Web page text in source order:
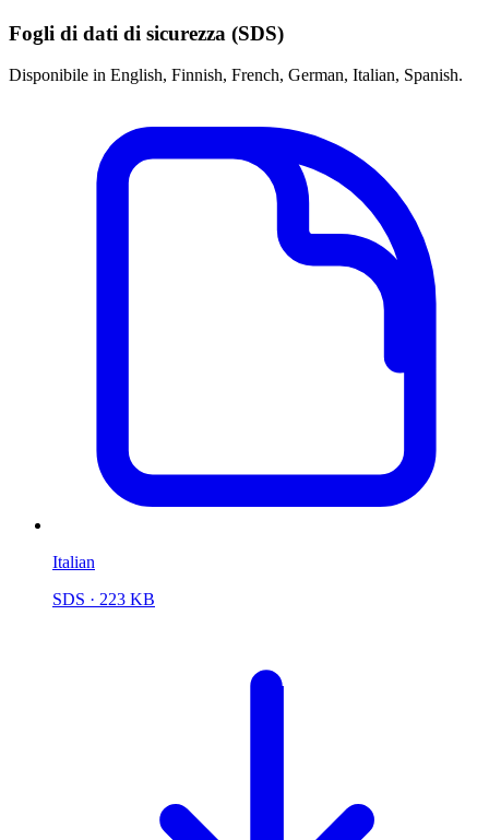
Fogli di dati di sicurezza (SDS)
Disponibile in English, Finnish, French, German, Italian, Spanish.
Italian
SDS · 223 KB